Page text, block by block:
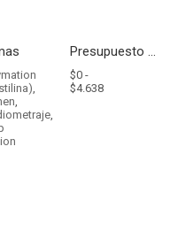
,
,
,
Presupuesto - Ingresos
$0 -
$4.638